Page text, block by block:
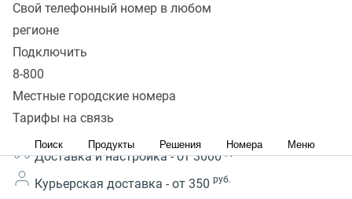
Свой телефонный номер в любом
регионе
Подключить
8-800
Местные городские номера
Тарифы на связь
Поиск Продукты Решения Номера Меню
5 причин
купить оборудование в MANGO OFFICE
Подробнее
Способы получения заказа
Самовывоз -
Доставка и настройка -от 3000
Курьерская доставка - от 350 руб.